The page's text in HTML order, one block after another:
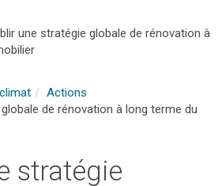
une stratégie globale de rénovation à
Actions
de rénovation à long terme du
stratégie